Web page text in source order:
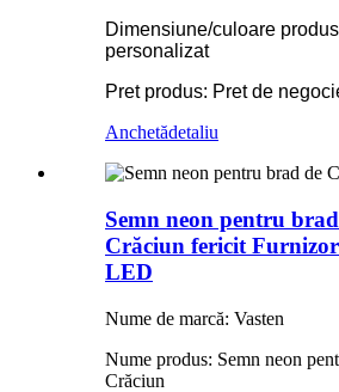
Dimensiune/culoare
personalizat
Pret produs: Pret de
Anchetădetaliu
Semn neon pentru
Crăciun fericit Furnizor
LED
Nume de marcă: Vasten
Nume produs: Semn neon
Crăciun